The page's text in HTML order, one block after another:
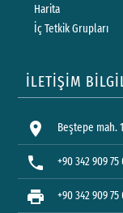
Harita
İç Tetkik Grupları
İLETİŞİM
location_on Beştepe mah.
phone +90 342 909 75
print +90 342 909 75